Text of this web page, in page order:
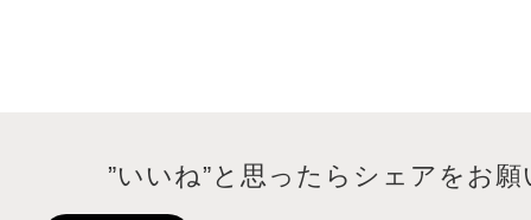
”いいね”と思ったらシェアをお